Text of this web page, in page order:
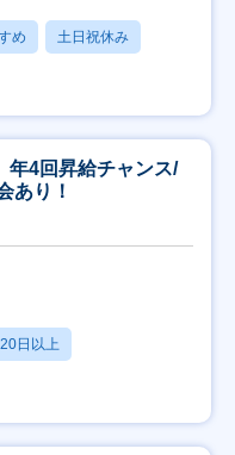
め 土日祝休み
年4回昇給チャンス/
あり！
日以上